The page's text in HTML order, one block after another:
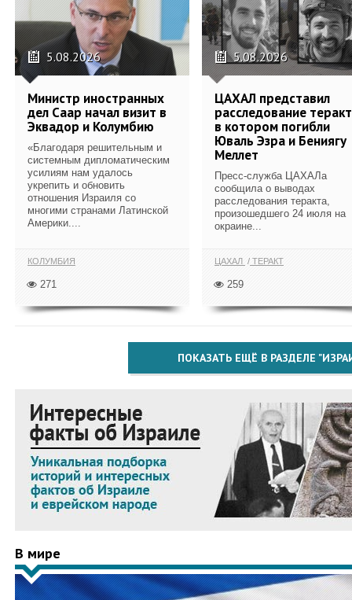
5.08.2026
Министр иностранных
дел Саар начал визит в
Эквадор и Колумбию
«Благодаря решительным и
системным дипломатическим
усилиям нам удалось
укрепить и обновить
отношения Израиля со
многими странами Латинской
Америки....
КОЛУМБИЯ
271
5.08.2026
ЦАХАЛ представил
расследование
в котором погибли
Юваль Эзра и Бениягу
Меллет
Пресс-служба ЦАХАЛа
сообщила о выводах
расследования теракта,
произошедшего 24 июля на
окраине...
ЦАХАЛ ТЕРАКТ
259
ПОКАЗАТЬ ЕЩЁ В РАЗДЕЛЕ
В мире